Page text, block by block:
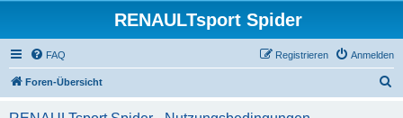
RENAULTsport Spider
FAQ Anmelden
Registrieren
Foren-Übersicht